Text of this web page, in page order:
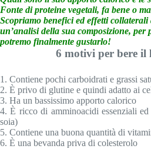
Fonte di proteine vegetali, fa bene o
Scopriamo benefici ed effetti collaterali
un’analisi della sua composizione,
potremo finalmente gustarlo!
6 motivi per bere il
1. Contiene pochi carboidrati e grassi
2. È privo di glutine e quindi adatto ai
3. Ha un bassissimo apporto calorico
4. È ricco di amminoacidi essenziali
soia)
5. Contiene una buona quantità di
6. È una bevanda priva di colesterolo